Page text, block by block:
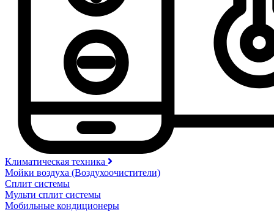
Климатическая техника
Мойки воздуха (Воздухоочистители)
Сплит системы
Мульти сплит системы
Мобильные кондиционеры